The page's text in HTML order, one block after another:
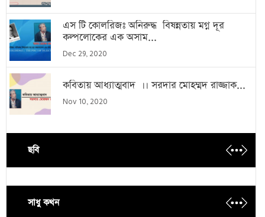
এস টি কোলরিজঃ অনিরুদ্ধ বিষন্নতায় মগ্ন দূর
কল্পলোকের এক অসাম...
Dec 29, 2020
কবিতায় আধ্যাত্মবাদ ।। সরদার মোহম্মদ রাজ্জাক...
Nov 10, 2020
ছবি
সাধু কথন